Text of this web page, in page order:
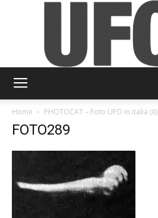
Home PHOTOCAT – Foto UFO in italia (II)
FOTO289